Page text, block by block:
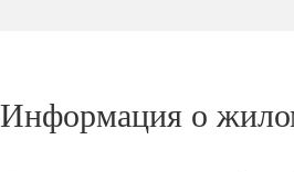
Информация о